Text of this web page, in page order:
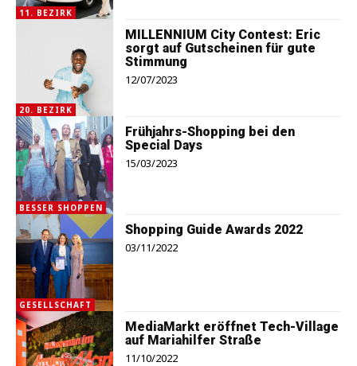
11. BEZIRK
20. BEZIRK
MILLENNIUM City Contest: Eric
sorgt auf Gutscheinen für gute
Stimmung
12/07/2023
BESSER SHOPPEN
Frühjahrs-Shopping bei den
Special Days
15/03/2023
GESELLSCHAFT
Shopping Guide Awards 2022
03/11/2022
MediaMarkt eröffnet Tech-Village
auf Mariahilfer Straße
11/10/2022